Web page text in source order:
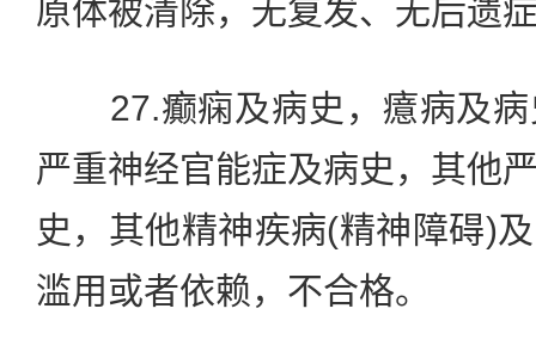
原体被清除，无复发、无后遗
27.癫痫及病史，癔病及病
严重神经官能症及病史，其他
史，其他精神疾病(精神障碍)
滥用或者依赖，不合格。